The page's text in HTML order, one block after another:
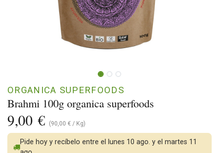
Brahmi 100g organica superfoods
ORGANICA SUPERFOODS
9,00 € (90,00 € / Kg)
Pide hoy y recíbelo entre el lunes 10 ago. y el martes 11